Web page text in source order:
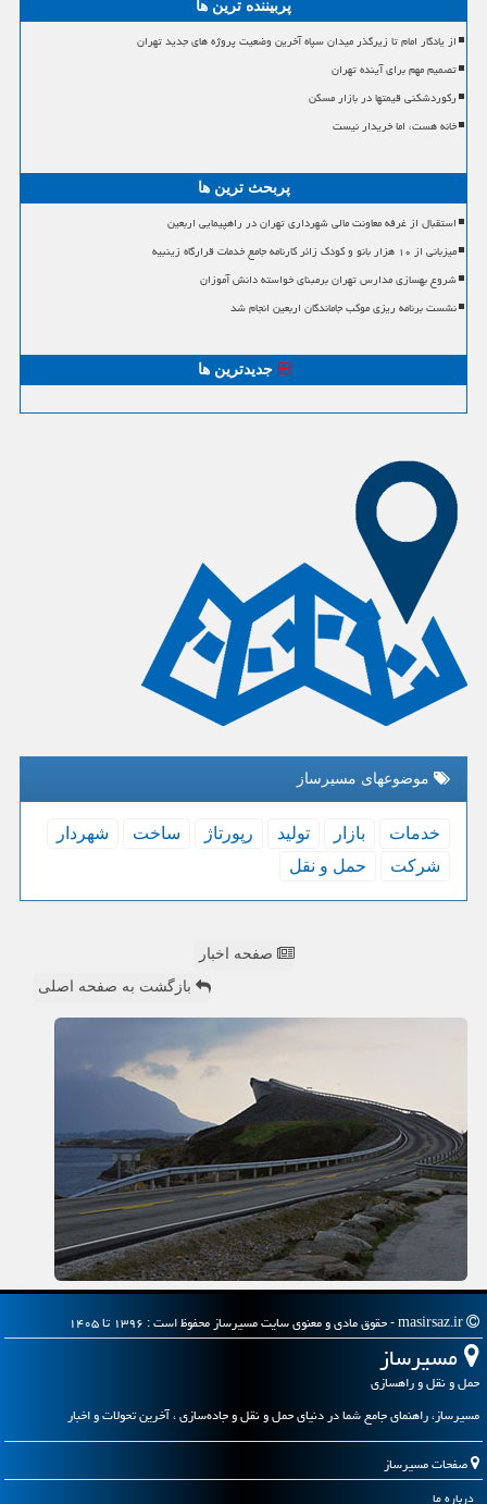
پربیننده ترین ها
از یادگار امام تا زیرگذر میدان سپاه آخرین وضعیت پروژه های جدید تهران
تصمیم مهم برای آینده تهران
رکوردشکنی قیمتها در بازار مسکن
خانه هست، اما خریدار نیست
پربحث ترین ها
استقبال از غرفه معاونت مالی شهرداری تهران در راهپیمایی اربعین
میزبانی از ۱۰ هزار بانو و کودک زائر کارنامه جامع خدمات قرارگاه زینبیه
شروع بهسازی مدارس تهران برمبنای خواسته دانش آموزان
نشست برنامه ریزی موکب جاماندگان اربعین انجام شد
جدیدترین ها
موضوعهای مسیرساز
خدمات بازار تولید رپورتاژ ساخت
شهردار
شركت
حمل و نقل
صفحه اخبار
بازگشت به صفحه اصلی
مسیرساز
حمل و نقل و راهسازی
مسیرساز، راهنمای جامع شما در دنیای حمل و نقل و جاده‌سازی ، آخرین تحولات و اخبار
صفحات مسیرساز
درباره ما